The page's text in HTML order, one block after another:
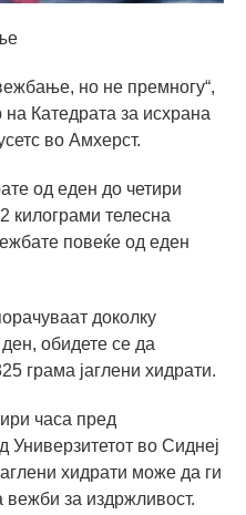
но не премногу“,
Катедрата за исхрана
во Амхерст.
од еден до четири
килограми телесна
повеќе од еден
доколку
обидете се да
грама јаглени хидрати.
часа пред
во Сиднеј
хидрати може да ги
за издржливост.